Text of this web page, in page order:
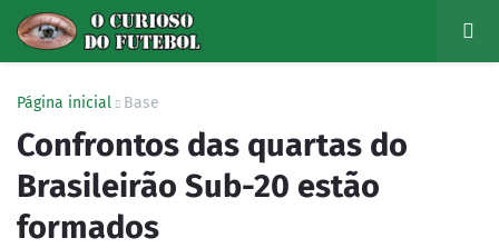
Página inicial Base
Confrontos das quartas do
Brasileirão Sub-20 estão
formados